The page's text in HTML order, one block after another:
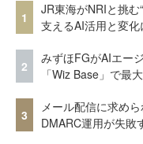
1
JR東海がNRIと挑
支えるAI活用と変
2
みずほFGがAIエー
「Wiz Base」で最
3
メール配信に求め
DMARC運用が失敗